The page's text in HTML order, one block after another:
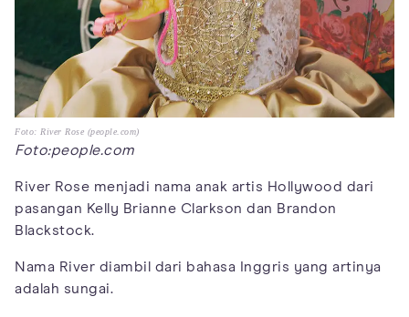
Foto: River Rose (people.com)
Foto:people.com
River Rose menjadi nama anak artis Hollywood dari
pasangan Kelly Brianne Clarkson dan Brandon
Blackstock.
Nama River diambil dari bahasa Inggris yang artinya
adalah sungai.